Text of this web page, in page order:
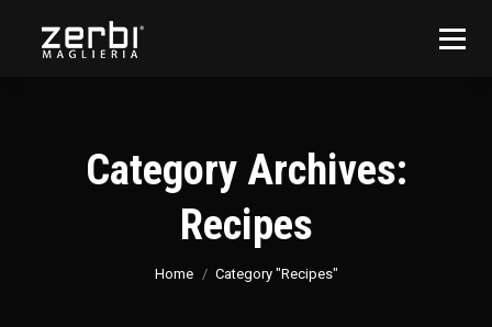
Category Archives:
Recipes
You are here:
Home Category "Recipes"